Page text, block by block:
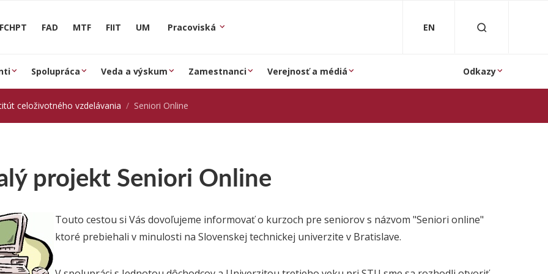
FCHPT FAD MTF FIIT UM Pracoviská EN
Spolupráca Veda a výskum Zamestnanci Verejnosť a médiá Odkazy
celoživotného vzdelávania Seniori Online
projekt Seniori Online
Touto cestou si Vás dovoľujeme informovať o kurzoch pre seniorov s názvom "Seniori online"
ktoré prebiehali v minulosti na Slovenskej technickej univerzite v Bratislave.